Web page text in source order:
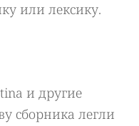
или лексику.
и другие
сборника легли